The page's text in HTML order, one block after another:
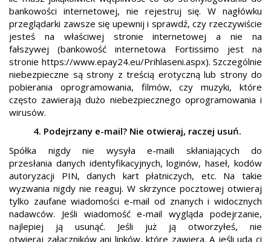
bankowości internetowej, nie rejestruj się. W nagłówku
przeglądarki zawsze się upewnij i sprawdź, czy rzeczywiście
jesteś na właściwej stronie internetowej a nie na
fałszywej (bankowość internetowa Fortissimo jest na
stronie https://www.epay24.eu/Prihlaseni.aspx). Szczególnie
niebezpieczne są strony z treścią erotyczną lub strony do
pobierania oprogramowania, filmów, czy muzyki, które
często zawierają dużo niebezpiecznego oprogramowania i
wirusów.
4. Podejrzany e-mail? Nie otwieraj, raczej usuń.
Spółka nigdy nie wysyła e-maili skłaniających do
przesłania danych identyfikacyjnych, loginów, haseł, kodów
autoryzacji PIN, danych kart płatniczych, etc. Na takie
wyzwania nigdy nie reaguj. W skrzynce pocztowej otwieraj
tylko zaufane wiadomości e-mail od znanych i widocznych
nadawców. Jeśli wiadomość e-mail wygląda podejrzanie,
najlepiej ją usunąć. Jeśli już ją otworzyłeś, nie
otwieraj załączników ani linków, które zawiera. A jeśli uda ci